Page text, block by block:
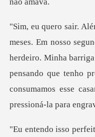
herdeiro. Minha
pensando que tenho